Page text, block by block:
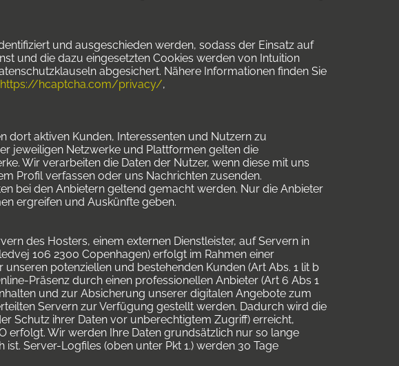
und ausgeschieden werden, sodass der Einsatz auf
und die dazu eingesetzten Cookies werden von Intuition
abgesichert. Nähere Informationen finden Sie
https://hcaptcha.com/privacy/,
dort aktiven Kunden, Interessenten und Nutzern zu
jeweiligen Netzwerke und Plattformen gelten die
Wir verarbeiten die Daten der Nutzer, wenn diese mit uns
Profil verfassen oder uns Nachrichten zusenden.
bei den Anbietern geltend gemacht werden. Nur die Anbieter
ergreifen und Auskünfte geben.
des Hosters, einem externen Dienstleister, auf Servern in
106 2300 Copenhagen) erfolgt im Rahmen einer
potenziellen und bestehenden Kunden (Art Abs. 1 lit b
Präsenz durch einen professionellen Anbieter (Art 6 Abs 1
und zur Absicherung unserer digitalen Angebote zum
Servern zur Verfügung gestellt werden. Dadurch wird die
Schutz ihrer Daten vor unberechtigtem Zugriff) erreicht,
erfolgt. Wir werden Ihre Daten grundsätzlich nur so lange
Server-Logfiles (oben unter Pkt 1.) werden 30 Tage